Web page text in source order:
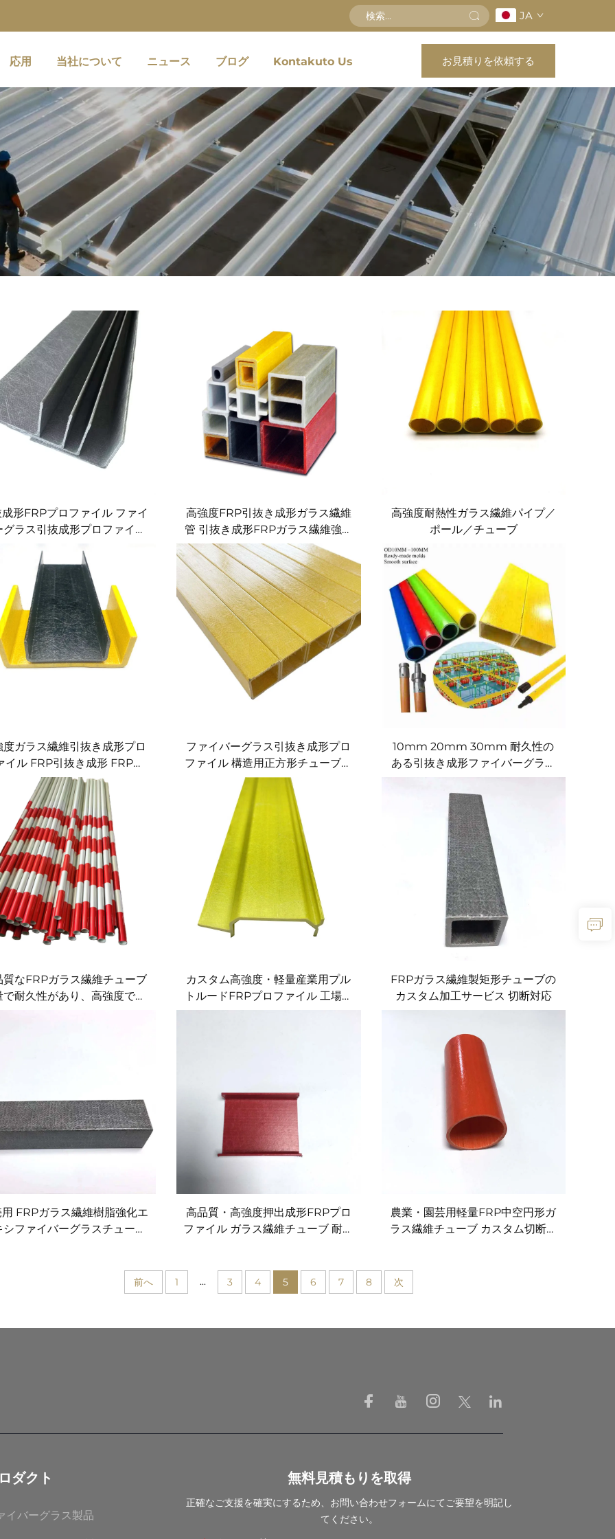
JA
応用 当社について ニュース ブログ Kontakuto Us お見積りを依頼する
形FRPプロファイル ファイ
グラス引抜成形プロファイル
高強度FRP引抜き成形ガラス繊維
管 引抜き成形FRPガラス繊維強化
プロファイル
高強度耐熱性ガラス繊維パイプ／
ポール／チューブ
度ガラス繊維引抜き成形プロ
イル FRP引抜き成形 FRPビ
ーム
ファイバーグラス引抜き成形プロ
ファイル 構造用正方形チューブ形
状 中空FRPチューブ 黄色複合フ
ァイバーグラスプロファイル
10mm 20mm 30mm 耐久性の
ある引抜き成形ファイバーグラス
中空パイプ カスタマイズ可能直径
低価格 柔軟性のある引抜き成形フ
ァイバーグラスチューブポール
質なFRPガラス繊維チューブ
で耐久性があり、高強度で表
カスタム高強度・軽量産業用プル
トルードFRPプロファイル 工場直
販 切断加工サービス付き
FRPガラス繊維製矩形チューブの
カスタム加工サービス 切断対応
FRPガラス繊維樹脂強化エ
シファイバーグラスチューブ
高品質・高強度押出成形FRPプロ
ファイル ガラス繊維チューブ 耐腐
農業・園芸用軽量FRP中空円形ガ
ラス繊維チューブ カスタム切断加
前へ 1 ... 3 4 5 6 7 8 次
ダクト
イバーグラス製品
無料見積もりを取得
正確なご支援を確実にするため、お問い合わせフォームにてご要望を明記し
てください。